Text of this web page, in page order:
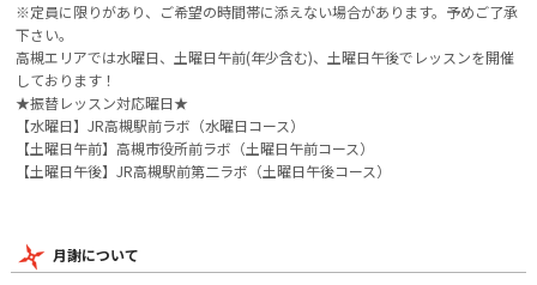
※定員に限りがあり、ご希望の時間帯に添えない場合があります。予めご了承
下さい。
高槻エリアでは水曜日、 土曜日午前(年少含む)、 土曜日午後でレッスンを開催
しております！
★振替レッスン対応曜日★
【水曜日】JR高槻駅前ラボ（水曜日コース）
【土曜日午前】高槻市役所前ラボ（土曜日午前コース）
【土曜日午後】JR高槻駅前第二ラボ（土曜日午後コース）
月謝について